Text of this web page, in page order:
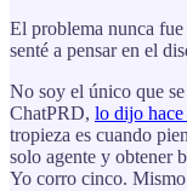
El problema nunca
senté a pensar en el
No soy el único que
ChatPRD, lo dijo hace
tropieza es cuando
solo agente y obtener
Yo corro cinco.